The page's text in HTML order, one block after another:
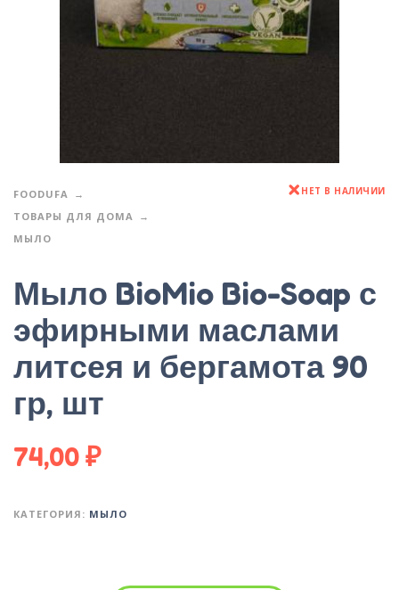
FOODUFA
ТОВАРЫ ДЛЯ ДОМА
МЫЛО
НЕТ В НАЛИЧИИ
Мыло BioMio Bio-Soap с
эфирными маслами
литсея и бергамота 90
гр, шт
74,00₽
КАТЕГОРИЯ: МЫЛО